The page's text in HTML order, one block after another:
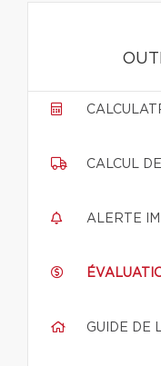
CALCUL
ALERTE
GUIDE DE